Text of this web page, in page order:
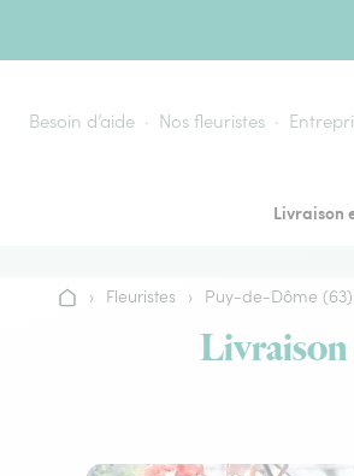
Besoin d’aide Nos fleuristes
Livraison
Accueil
› Fleuristes › Puy-de-Dôme (63)
Livraison